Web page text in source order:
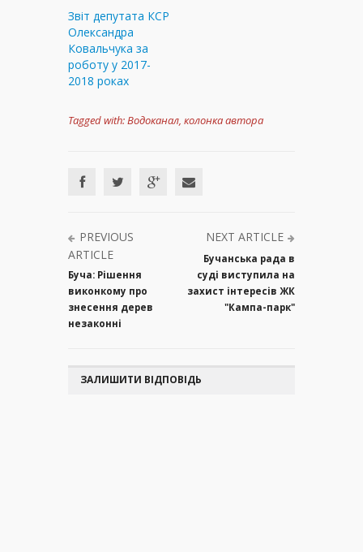
Звіт депутата КСР
Олександра
Ковальчука за
роботу у 2017-
2018 роках
Tagged with:Водоканал колонка автора
PREVIOUS
ARTICLE
Буча: Рішення
виконкому про
знесення дерев
незаконні
NEXT ARTICLE
Бучанська рада в
суді виступила на
захист інтересів ЖК
"Кампа-парк"
ЗАЛИШИТИ ВІДПОВІДЬ